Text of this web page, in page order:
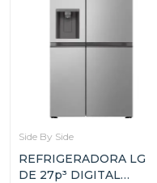
Side By Side
REFRIGERADORA LG
DE 27p³ DIGITAL